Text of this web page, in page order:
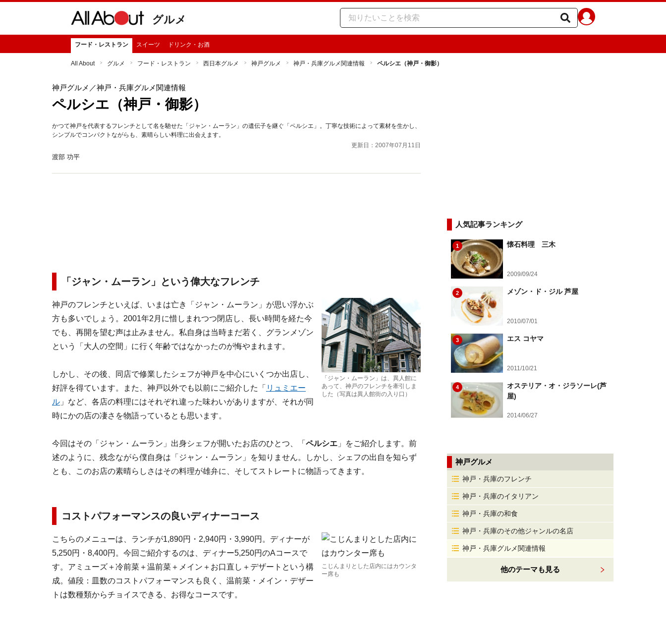
グルメ
フード・レストラン スイーツ ドリンク・お酒
All About グルメ フード・レストラン 西日本グルメ 神戸グルメ 神戸・兵庫グルメ関連情報 ペルシエ（神戸・御影）
神戸グルメ ／神戸・兵庫グルメ関連情報
ペルシエ（神戸・御影）
かつて神戸を代表するフレンチとして名を馳せた「ジャン・ムーラン」の遺伝子を継ぐ「ペルシエ」。丁寧な技術によって素材を生かし、
シンプルでコンパクトながらも、素晴らしい料理に出会えます。
更新日：2007年07月11日
渡部 功平
「ジャン・ムーラン」という偉大なフレンチ
「ジャン・ムーラン」は、異人館に
あって、神戸のフレンチを牽引しま
した（写真は異人館街の入り口）
神戸のフレンチといえば、いまは亡き「ジャン・ムーラン」が思い浮かぶ
方も多いでしょう。2001年2月に惜しまれつつ閉店し、長い時間を経た今
でも、再開を望む声は止みません。私自身は当時まだ若く、グランメゾン
という「大人の空間」に行く年齢ではなかったのが悔やまれます。
しかし、その後、同店で修業したシェフが神戸を中心にいくつか出店し、
好評を得ています。また、神戸以外でも以前にご紹介した「 リュミエー
ル 」など、各店の料理にはそれぞれ違った味わいがありますが、それが同
時にかの店の凄さを物語っているとも思います。
今回はその「ジャン・ムーラン」出身シェフが開いたお店のひとつ、「 ペルシエ 」をご紹介します。前
述のように、残念ながら僕自身は「ジャン・ムーラン」を知りません。しかし、シェフの出自を知らず
とも、このお店の素晴らしさはその料理が雄弁に、そしてストレートに物語ってきます。
コストパフォーマンスの良いディナーコース
こじんまりとした店内にはカウンタ
ー席も
こちらのメニューは、ランチが1,890円・2,940円・3,990円。ディナーが
5,250円・8,400円。今回ご紹介するのは、ディナー5,250円のAコースで
す。アミューズ＋冷前菜＋温前菜＋メイン＋お口直し＋デザートという構
成。値段：皿数のコストパフォーマンスも良く、温前菜・メイン・デザー
トは数種類からチョイスできる、お得なコースです。
人気記事ランキング
1 懐石料理 三木
2009/09/24
2 メゾン・ド・ジル 芦屋
2010/07/01
3 エス コヤマ
2011/10/21
4
オステリア・オ・ジラソーレ(芦
屋)
2014/06/27
神戸グルメ
神戸・兵庫のフレンチ
神戸・兵庫のイタリアン
神戸・兵庫の和食
神戸・兵庫のその他ジャンルの名店
神戸・兵庫グルメ関連情報
他のテーマも見る